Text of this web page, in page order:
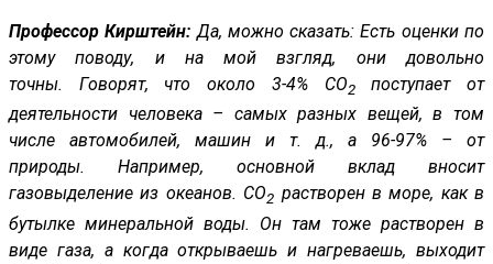
Профессор Кирштейн: Да, можно сказать: Есть оценки по
этому поводу, и на мой взгляд, они довольно
точны. Говорят, что около 3-4% CO2поступает от
деятельности человека – самых разных вещей, в том
числе автомобилей, машин и т. д., а 96-97% – от
природы. Например, основной вклад вносит
газовыделение из океанов. CO2 растворен в море, как в
бутылке минеральной воды. Он там тоже растворен в
виде газа, а когда открываешь и нагреваешь, выходит